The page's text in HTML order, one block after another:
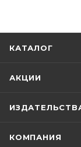
КАТАЛОГ
АКЦИИ
КОМПАНИЯ